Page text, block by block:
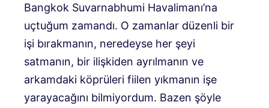
Bangkok Suvarnabhumi Havalimanı’na
uçtuğum zamandı. O zamanlar düzenli bir
işi bırakmanın, neredeyse her şeyi
satmanın, bir ilişkiden ayrılmanın ve
arkamdaki köprüleri fiilen yıkmanın işe
yarayacağını bilmiyordum. Bazen şöyle